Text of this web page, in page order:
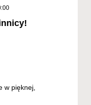
w pięknej,